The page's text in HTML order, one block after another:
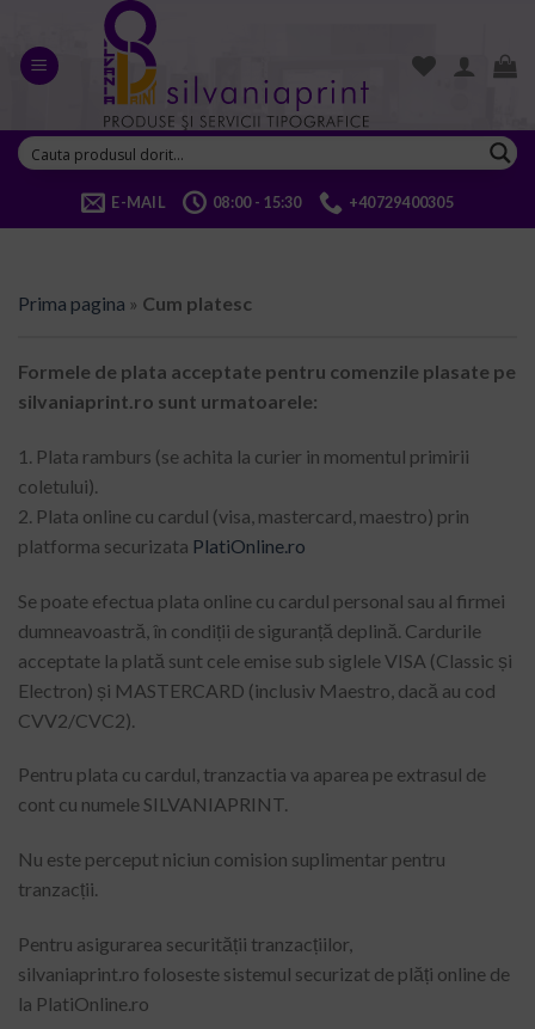
content
E-MAIL 08:00 - 15:30 +40729400305
Prima pagina » Cum platesc
Formele de plata acceptate pentru comenzile plasate pe
silvaniaprint.ro sunt urmatoarele:
1. Plata ramburs (se achita la curier in momentul primirii
coletului).
2. Plata online cu cardul (visa, mastercard, maestro) prin
platforma securizata PlatiOnline.ro
Se poate efectua plata online cu cardul personal sau al firmei
dumneavoastră, în condiții de siguranță deplină. Cardurile
acceptate la plată sunt cele emise sub siglele VISA (Classic și
Electron) și MASTERCARD (inclusiv Maestro, dacă au cod
CVV2/CVC2).
Pentru plata cu cardul, tranzactia va aparea pe extrasul de
cont cu numele SILVANIAPRINT.
Nu este perceput niciun comision suplimentar pentru
tranzacții.
Pentru asigurarea securității tranzacțiilor,
silvaniaprint.ro foloseste sistemul securizat de plăți online de
la PlatiOnline.ro